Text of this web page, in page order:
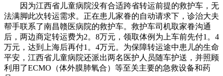
因为江西省儿童病院没有合适跨省转运前提的救护车，无
法满脚此次转运需求。正在患儿家眷的自动请求下，诊治大夫
帮手联系了南昌赣医病院的救护车。救护车司机取家眷沟通
后，两边商定转运费为2。8万元，领取体例为上车前先付1。4
万元，达到上海后再付1。4万元。为保障转运途中患儿的生命
平安，江西省儿童病院还派出两名医护人员随车护送，并照顾
利用了ECMO（体外膜肺氧合）等至关主要的急救设备和药